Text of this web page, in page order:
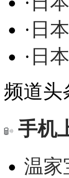
· 日
· 日
频道头
手机
温家